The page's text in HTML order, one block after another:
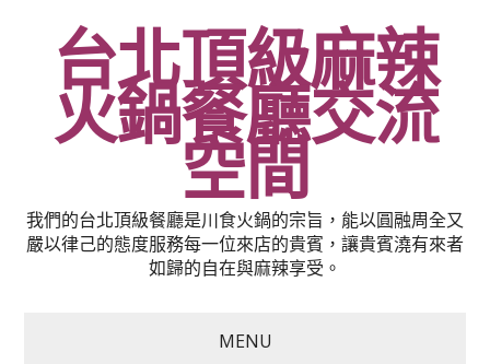
台北頂級麻辣
火鍋餐廳交流
空間
我們的台北頂級餐廳是川食火鍋的宗旨，能以圓融周全又
嚴以律己的態度服務每一位來店的貴賓，讓貴賓澆有來者
如歸的自在與麻辣享受。
MENU